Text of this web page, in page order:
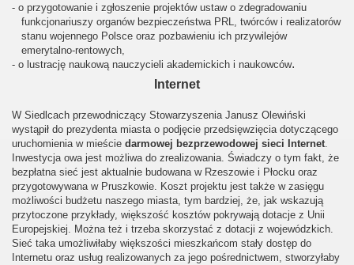
- o przygotowanie i zgłoszenie projektów ustaw o zdegradowaniu
funkcjonariuszy organów bezpieczeństwa PRL, twórców i realizatorów
stanu wojennego Polsce oraz pozbawieniu ich przywilejów
emerytalno-rentowych,
- o lustrację naukową nauczycieli akademickich i naukowców.
Internet
W Siedlcach przewodniczący Stowarzyszenia Janusz Olewiński
wystąpił do prezydenta miasta o podjęcie przedsięwzięcia dotyczącego
uruchomienia w mieście darmowej bezprzewodowej sieci Internet.
Inwestycja owa jest możliwa do zrealizowania. Świadczy o tym fakt, że
bezpłatna sieć jest aktualnie budowana w Rzeszowie i Płocku oraz
przygotowywana w Pruszkowie. Koszt projektu jest także w zasięgu
możliwości budżetu naszego miasta, tym bardziej, że, jak wskazują
przytoczone przykłady, większość kosztów pokrywają dotacje z Unii
Europejskiej. Można też i trzeba skorzystać z dotacji z wojewódzkich.
Sieć taka umożliwiłaby większości mieszkańcom stały dostęp do
Internetu oraz usług realizowanych za jego pośrednictwem, stworzyłaby
i Janusza Olewińskiego